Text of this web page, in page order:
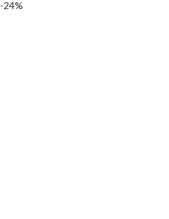
-24%